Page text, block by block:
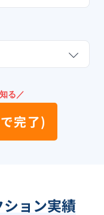
る／
完了)
ョン実績